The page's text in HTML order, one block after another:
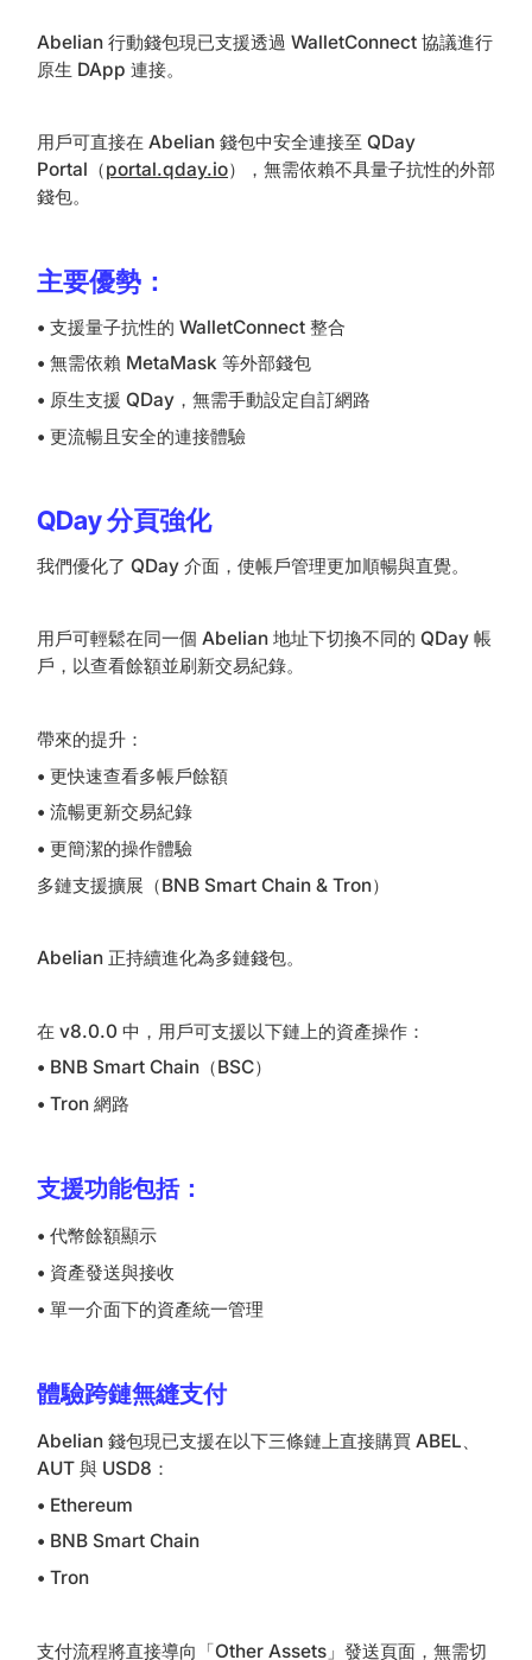
Abelian 行動錢包現已支援透過 WalletConnect 協議進行
原生 DApp 連接。
用戶可直接在 Abelian 錢包中安全連接至 QDay
Portal（portal.qday.io），無需依賴不具量子抗性的外部
錢包。
主要優勢：
• 支援量子抗性的 WalletConnect 整合
• 無需依賴 MetaMask 等外部錢包
• 原生支援 QDay，無需手動設定自訂網路
• 更流暢且安全的連接體驗
QDay 分頁強化
我們優化了 QDay 介面，使帳戶管理更加順暢與直覺。
用戶可輕鬆在同一個 Abelian 地址下切換不同的 QDay 帳
戶，以查看餘額並刷新交易紀錄。
帶來的提升：
• 更快速查看多帳戶餘額
• 流暢更新交易紀錄
• 更簡潔的操作體驗
多鏈支援擴展（BNB Smart Chain & Tron）
Abelian 正持續進化為多鏈錢包。
在 v8.0.0 中，用戶可支援以下鏈上的資產操作：
• BNB Smart Chain（BSC）
• Tron 網路
支援功能包括：
• 代幣餘額顯示
• 資產發送與接收
• 單一介面下的資產統一管理
體驗跨鏈無縫支付
Abelian 錢包現已支援在以下三條鏈上直接購買 ABEL、
AUT 與 USD8：
• Ethereum
• BNB Smart Chain
• Tron
支付流程將直接導向「Other Assets」發送頁面，無需切